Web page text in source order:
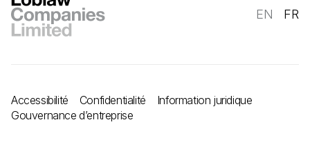
EN FR
Accessibilité Confidentialité
Information juridique
Gouvernance d’entreprise